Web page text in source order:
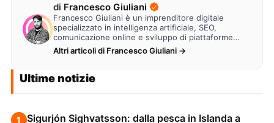
di Francesco Giuliani
Francesco Giuliani è un imprenditore digitale
specializzato in intelligenza artificiale, SEO,
comunicazione online e sviluppo di piattaforme
web. Lavora alla creazione di…
Altri articoli di Francesco Giuliani →
Ultime notizie
1
Sigurjón Sighvatsson: dalla pesca in Islanda a